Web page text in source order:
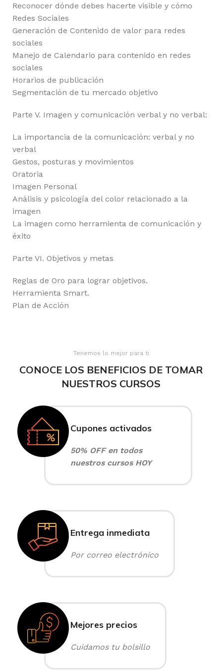
Reconocer dónde debes hacerte visible y cómo
Redes Sociales
Generación de Contenido de valor para redes
sociales
Manejo de Calendario para contenido en redes
sociales
Horarios de publicación
Segmentación de tu mercado objetivo
Parte V. Imagen y comunicación verbal y no verbal:
La importancia de la comunicación: verbal y no
verbal
Gestos, posturas y movimientos
Oratoria
Imagen Personal
Análisis y psicología del color relacionado a la
imagen
La imagen como herramienta de comunicación y
éxito
Parte VI. Objetivos y metas
Reglas de Oro para lograr objetivos.
Herramienta Smart.
Plan de Acción
Tenemos lo mejor para ti
CONOCE LOS BENEFICIOS DE TOMAR
NUESTROS CURSOS
Cupones activados
50% OFF en todos
nuestros cursos HOY
Entrega inmediata
Por correo electrónico
Mejores precios
Cuidamos tu bolsillo